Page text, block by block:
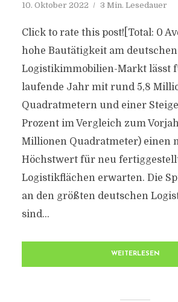
10. Oktober 2022 3 Min. Lesedauer
Click to rate this post![Total: 0
hohe Bautätigkeit am deutschen
Logistikimmobilien-Markt lässt
laufende Jahr mit rund 5,8
Quadratmetern und einer
Prozent im Vergleich zum
Millionen Quadratmeter) einen
Höchstwert für neu
Logistikflächen erwarten. Die
an den größten deutschen
sind...
WEITERLESEN